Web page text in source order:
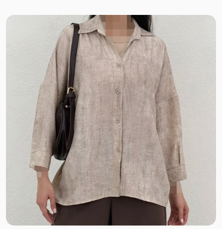
خامه دوزی کوبایی
آیوا
کتان ظریف تابستانی
کرپ تابستانی پفکی
ساتن کرپ مات
نخ کجراه
نخ پنبه کبریتی
نخ کریشه